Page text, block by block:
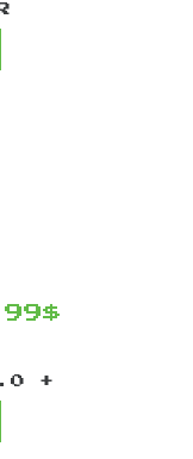
+
-